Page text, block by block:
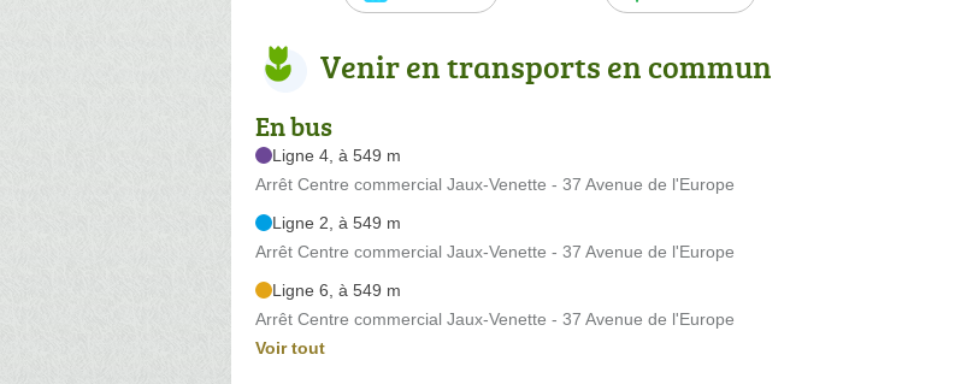
Venir en transports en commun
En bus
Ligne 4, à 549 m
Arrêt Centre commercial Jaux-Venette - 37 Avenue de l'Europe
Ligne 2, à 549 m
Arrêt Centre commercial Jaux-Venette - 37 Avenue de l'Europe
Ligne 6, à 549 m
Arrêt Centre commercial Jaux-Venette - 37 Avenue de l'Europe
Voir tout